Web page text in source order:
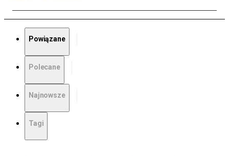
Powiązane
Polecane
Najnowsze
Tagi